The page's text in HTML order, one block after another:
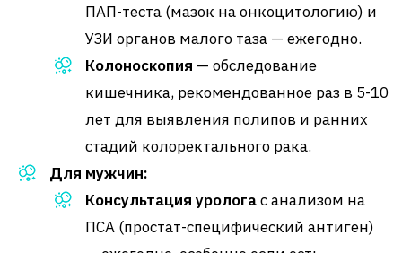
ПАП-теста (мазок на онкоцитологию) и
УЗИ органов малого таза — ежегодно.
Колоноскопия — обследование
кишечника, рекомендованное раз в 5-10
лет для выявления полипов и ранних
стадий колоректального рака.
Для мужчин:
Консультация урологас анализом на
ПСА (простат-специфический антиген)